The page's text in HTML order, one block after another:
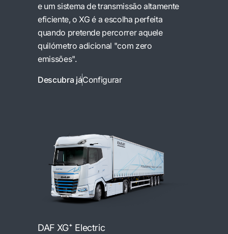
e um sistema de transmissão altamente
eficiente, o XG é a escolha perfeita
quando pretende percorrer aquele
quilómetro adicional "com zero
emissões".
Descubra jáConfigurar
DAF XG⁺ Electric